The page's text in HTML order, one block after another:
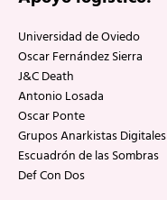
Universidad de Oviedo
Oscar Fernández Sierra
J&C Death
Antonio Losada
Oscar Ponte
Grupos Anarkistas Digitales
Escuadrón de las Sombras
Def Con Dos